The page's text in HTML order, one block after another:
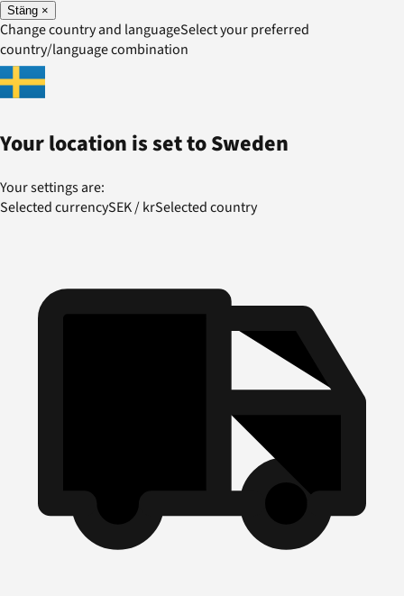
Stäng ×
Change country and languageSelect your preferred
country/language combination
Your location is set toSweden
Your settings are:
Selected currencySEK/krSelected country